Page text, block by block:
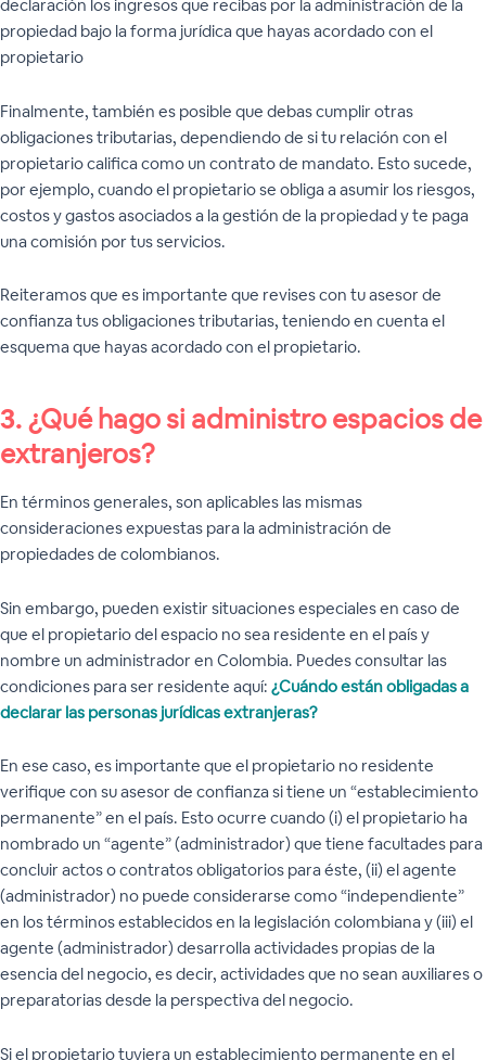
declaración los ingresos que recibas por la administración de la
propiedad bajo la forma jurídica que hayas acordado con el
propietario
Finalmente, también es posible que debas cumplir otras
obligaciones tributarias, dependiendo de si tu relación con el
propietario califica como un contrato de mandato. Esto sucede,
por ejemplo, cuando el propietario se obliga a asumir los riesgos,
costos y gastos asociados a la gestión de la propiedad y te paga
una comisión por tus servicios.
Reiteramos que es importante que revises con tu asesor de
confianza tus obligaciones tributarias, teniendo en cuenta el
esquema que hayas acordado con el propietario.
3.¿Qué hago si administro espacios de
extranjeros?
En términos generales, son aplicables las mismas
consideraciones expuestas para la administración de
propiedades de colombianos.
Sin embargo, pueden existir situaciones especiales en caso de
que el propietario del espacio no sea residente en el país y
nombre un administrador en Colombia. Puedes consultar las
condiciones para ser residente aquí: ¿Cuándo están obligadas a
declarar las personas jurídicas extranjeras?
En ese caso, es importante que el propietario no residente
verifique con su asesor de confianza si tiene un “establecimiento
permanente” en el país. Esto ocurre cuando (i) el propietario ha
nombrado un “agente” (administrador) que tiene facultades para
concluir actos o contratos obligatorios para éste, (ii) el agente
(administrador) no puede considerarse como “independiente”
en los términos establecidos en la legislación colombiana y (iii) el
agente (administrador) desarrolla actividades propias de la
esencia del negocio, es decir, actividades que no sean auxiliares o
preparatorias desde la perspectiva del negocio.
Si el propietario tuviera un establecimiento permanente en el